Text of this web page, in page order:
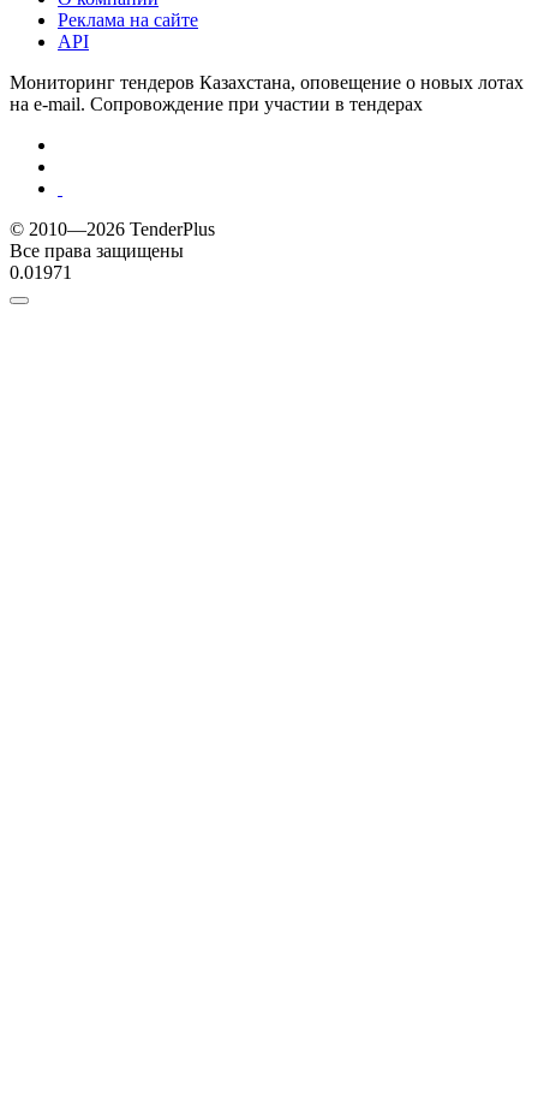
Реклама на сайте
API
Мониторинг тендеров Казахстана, оповещение о новых лотах
на e-mail. Сопровождение при участии в тендерах
© 2010—2026 TenderPlus
Все права защищены
0.01971